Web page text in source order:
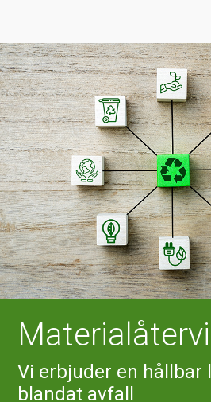
Vi erbjuder en hållbar
blandat avfall